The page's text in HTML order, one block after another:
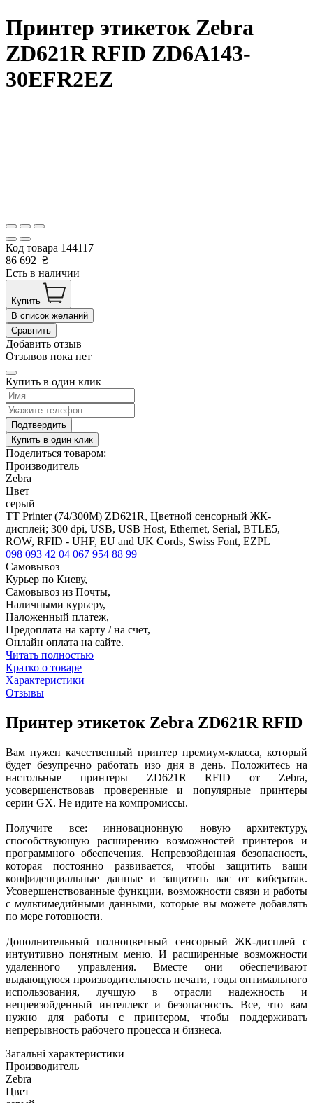
Принтер этикеток Zebra
ZD621R RFID ZD6A143-
30EFR2EZ
Код товара 144117
86 692 ₴
Есть в наличии
Купить
В список желаний
Сравнить
Добавить отзыв
Отзывов пока нет
Купить в один клик
Подтвердить
Купить в один клик
Поделиться товаром:
Производитель
Zebra
Цвет
серый
TT Printer (74/300M) ZD621R, Цветной сенсорный ЖК-
дисплей; 300 dpi, USB, USB Host, Ethernet, Serial, BTLE5,
ROW, RFID - UHF, EU and UK Cords, Swiss Font, EZPL
098 093 42 04 067 954 88 99
Самовывоз
Курьер по Киеву,
Самовывоз из Почты,
Наличными курьеру,
Наложенный платеж,
Предоплата на карту / на счет,
Онлайн оплата на сайте.
Читать полностью
Кратко о товаре
Характеристики
Отзывы
Принтер этикеток Zebra ZD621R RFID
Вам нужен качественный принтер премиум-класса, который
будет безупречно работать изо дня в день. Положитесь на
настольные принтеры ZD621R RFID от Zebra,
усовершенствовав проверенные и популярные принтеры
серии GX. Не идите на компромиссы.
Получите все: инновационную новую архитектуру,
способствующую расширению возможностей принтеров и
программного обеспечения. Непревзойденная безопасность,
которая постоянно развивается, чтобы защитить ваши
конфиденциальные данные и защитить вас от кибератак.
Усовершенствованные функции, возможности связи и работы
с мультимедийными данными, которые вы можете добавлять
по мере готовности.
Дополнительный полноцветный сенсорный ЖК-дисплей с
интуитивно понятным меню. И расширенные возможности
удаленного управления. Вместе они обеспечивают
выдающуюся производительность печати, годы оптимального
использования, лучшую в отрасли надежность и
непревзойденный интеллект и безопасность. Все, что вам
нужно для работы с принтером, чтобы поддерживать
непрерывность рабочего процесса и бизнеса.
Загальні характеристики
Производитель
Zebra
Цвет